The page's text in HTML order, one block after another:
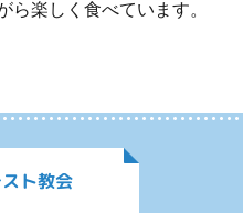
楽しく食べています。
ト教会